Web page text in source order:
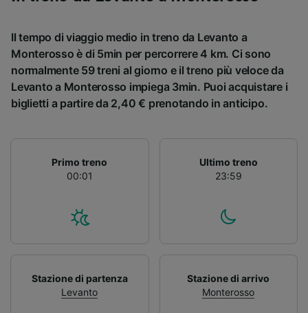
Il tempo di viaggio medio in treno da Levanto a
Monterosso è di 5min per percorrere 4 km. Ci sono
normalmente 59 treni al giorno e il treno più veloce da
Levanto a Monterosso impiega 3min. Puoi acquistare i
biglietti a partire da 2,40 € prenotando in anticipo.
Primo treno
00:01
Ultimo treno
23:59
Stazione di partenza
Levanto
Stazione di arrivo
Monterosso